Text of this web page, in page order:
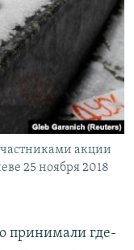
акции
25 ноября 2018
принимали где-